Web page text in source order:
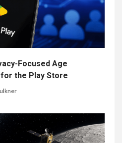
Focused Age
the Play Store